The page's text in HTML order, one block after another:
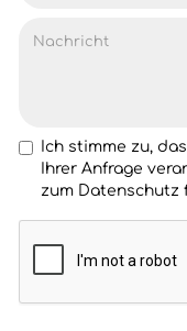
Ich stimme zu,
Ihrer Anfrage
zum Datenschutz